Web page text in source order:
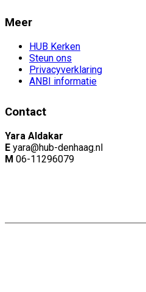
Meer
HUB Kerken
Steun ons
Privacyverklaring
ANBI informatie
Contact
Yara Aldakar
E yara@hub-denhaag.nl
M 06-11296079